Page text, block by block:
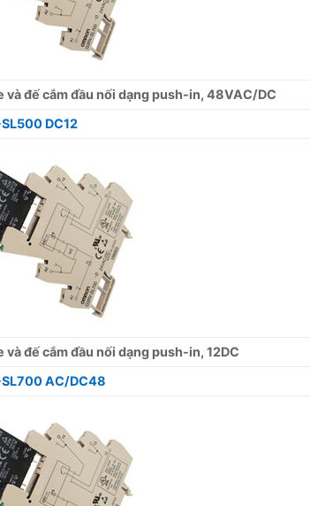
và đế cắm đầu nối dạng push-in, 48VAC/DC
DC12
và đế cắm đầu nối dạng push-in, 12DC
AC/DC48